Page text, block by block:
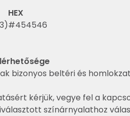
HEX
#454546
bizonyos beltéri és
kérjük, vegye fel a
színárnyalathoz